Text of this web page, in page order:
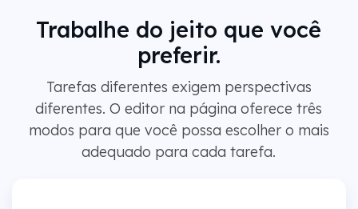
Trabalhe do jeito que você
preferir.
Tarefas diferentes exigem perspectivas
diferentes. O editor na página oferece três
modos para que você possa escolher o mais
adequado para cada tarefa.